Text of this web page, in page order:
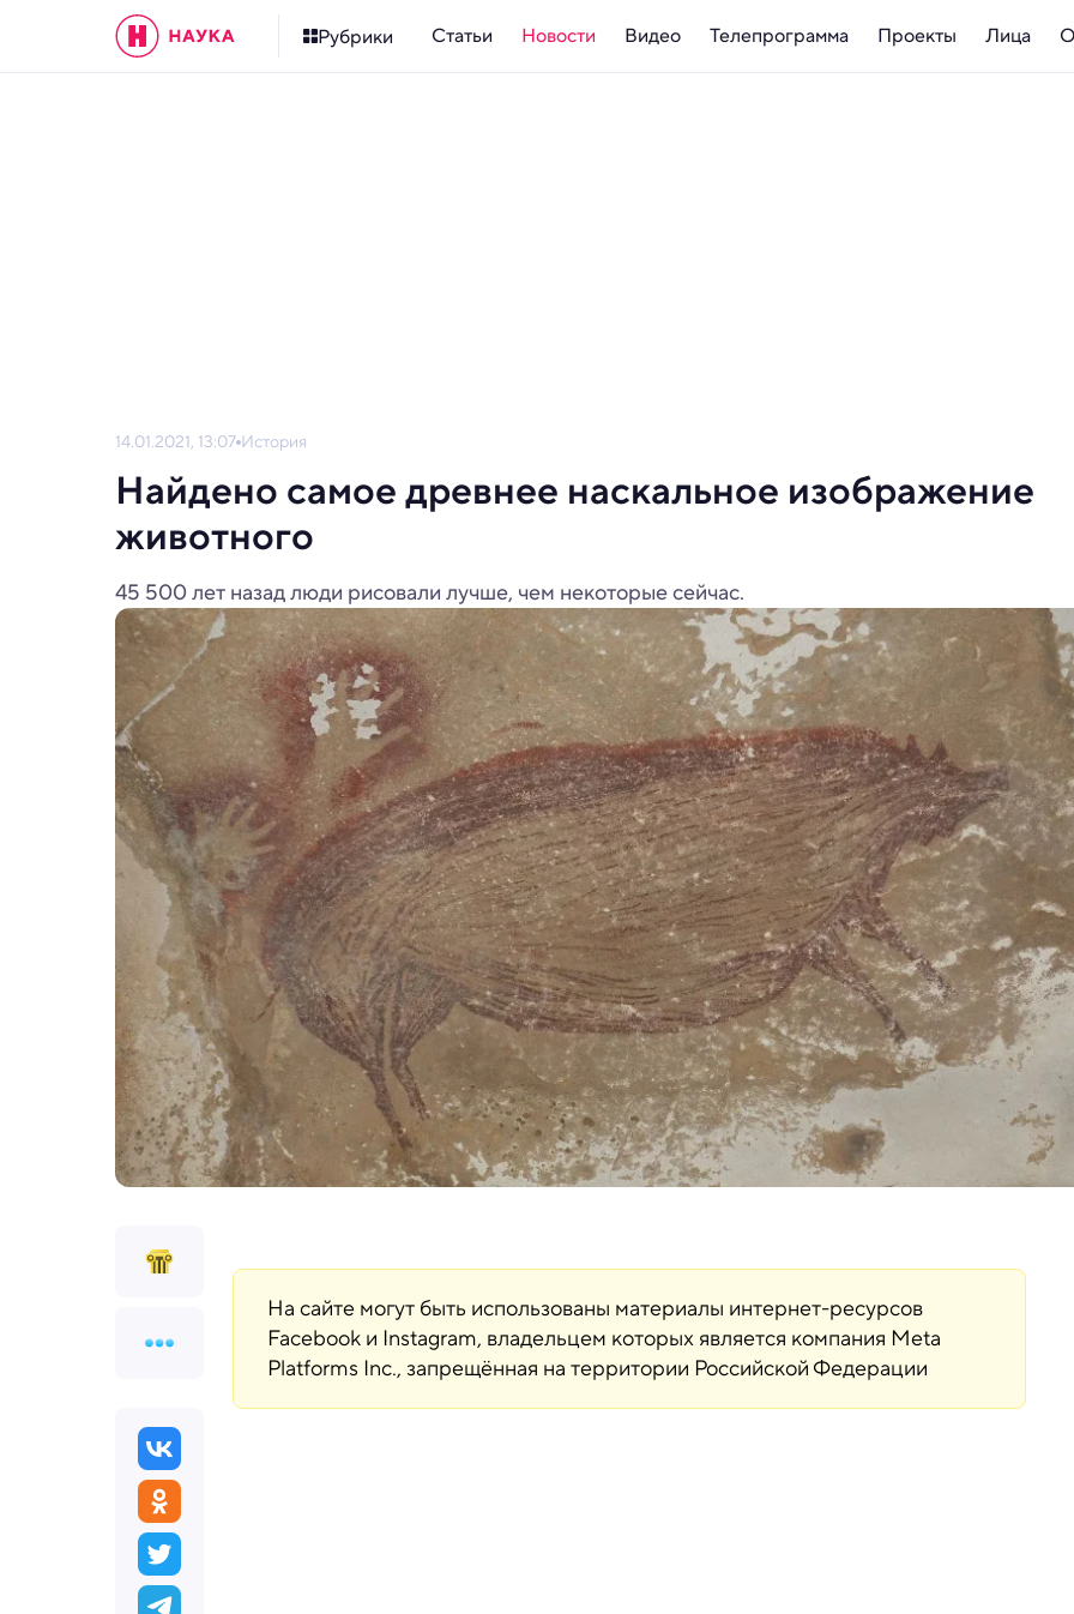
Рубрики Статьи Новости Видео Телепрограмма Проекты Лица
14.01.2021, 13:07 История
Найдено самое древнее наскальное изображение
животного
45 500 лет назад люди рисовали лучше, чем некоторые сейчас.
На сайте могут быть использованы материалы интернет-ресурсов
Facebook и Instagram, владельцем которых является компания Meta
Platforms Inc., запрещённая на территории Российской Федерации